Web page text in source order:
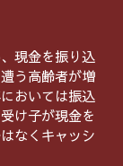
現金を振り込
う高齢者が増
おいては振込
け子が現金を
なくキャッシ